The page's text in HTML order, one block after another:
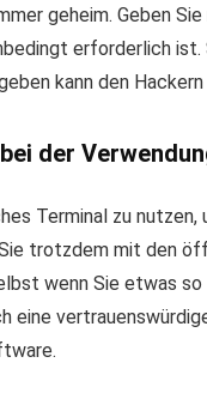
geheim. Geben
erforderlich
kann den
der
Terminal zu
trotzdem mit den
wenn Sie etwas
eine